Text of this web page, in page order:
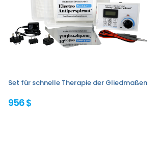
Set für schnelle Therapie der Gliedmaßen
956 $